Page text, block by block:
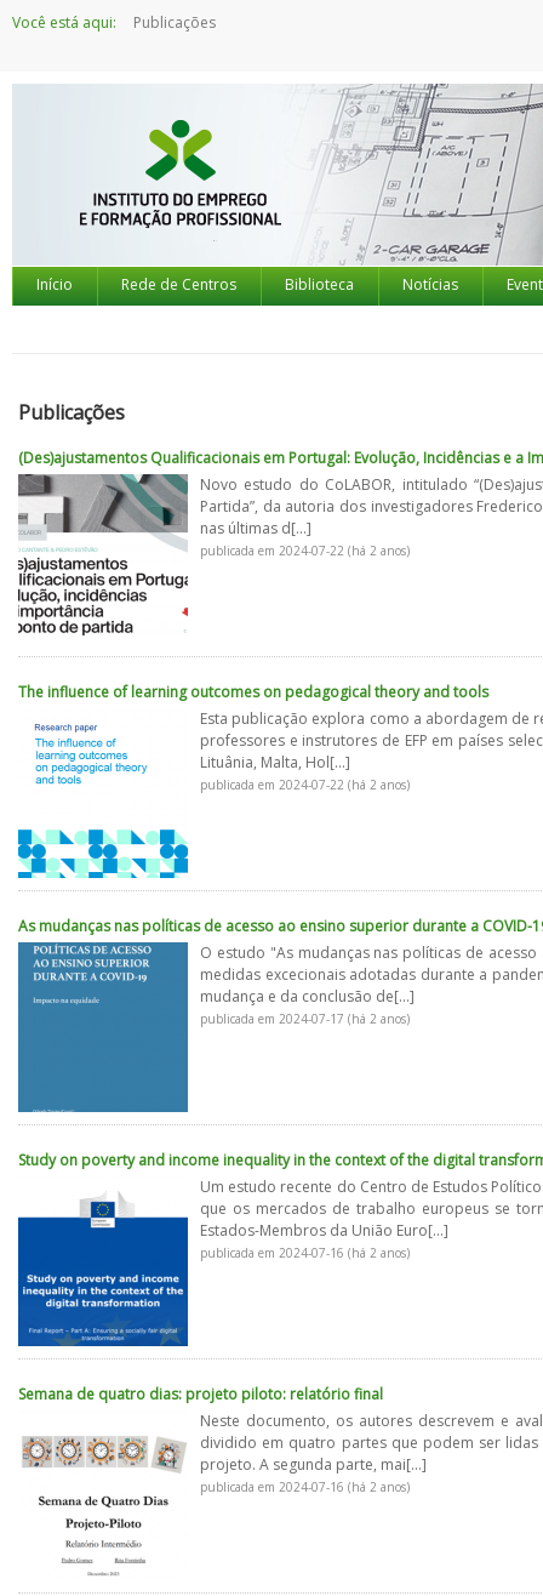
paraVocê está aqui: Publicações
Início Rede de Centros Biblioteca Notícias
Publicações
(Des)ajustamentos Qualificacionais em Portugal: Evolução, Incidências e a
Novo estudo do CoLABOR, intitulado
Partida”, da autoria dos investigadores
nas últimas d[...]
publicada em 2024-07-22 (há 2 anos)
The influence of learning outcomes on pedagogical theory and tools
Esta publicação explora como a abordagem de
professores e instrutores de EFP em países
Lituânia, Malta, Hol[...]
publicada em 2024-07-22 (há 2 anos)
As mudanças nas políticas de acesso ao ensino superior durante a COVID-
O estudo "As mudanças nas políticas de
medidas excecionais adotadas durante a
mudança e da conclusão de[...]
publicada em 2024-07-17 (há 2 anos)
Study on poverty and income inequality in the context of the digital
Um estudo recente do Centro de Estudos
que os mercados de trabalho europeus se
Estados-Membros da União Euro[...]
publicada em 2024-07-16 (há 2 anos)
Semana de quatro dias: projeto piloto: relatório final
Neste documento, os autores descrevem e
dividido em quatro partes que podem ser
projeto. A segunda parte, mai[...]
publicada em 2024-07-16 (há 2 anos)